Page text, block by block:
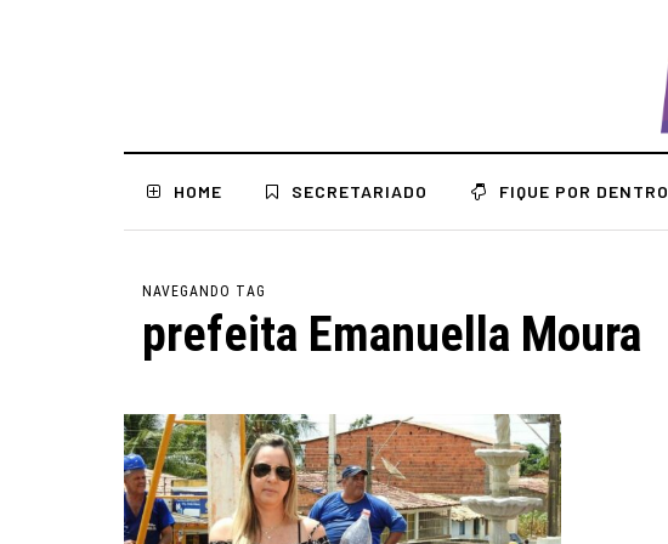
HOME SECRETARIADO FIQUE POR DENTRO
NAVEGANDO TAG
prefeita Emanuella Moura